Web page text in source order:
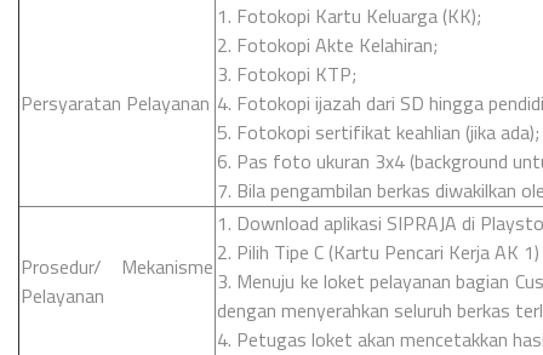
Persyaratan Pelayanan
1. Fotokopi Kartu Keluarga (KK);
2. Fotokopi Akte Kelahiran;
3. Fotokopi KTP;
4. Fotokopi ijazah dari SD hingga
5. Fotokopi sertifikat keahlian (jika ada);
6. Pas foto ukuran 3x4 (background
7. Bila pengambilan berkas diwakilkan
Prosedur/ Mekanisme
Pelayanan
1. Download aplikasi SIPRAJA di
2. Pilih Tipe C (Kartu Pencari Kerja AK
3. Menuju ke loket pelayanan bagian
dengan menyerahkan seluruh berkas
4. Petugas loket akan mencetakkan